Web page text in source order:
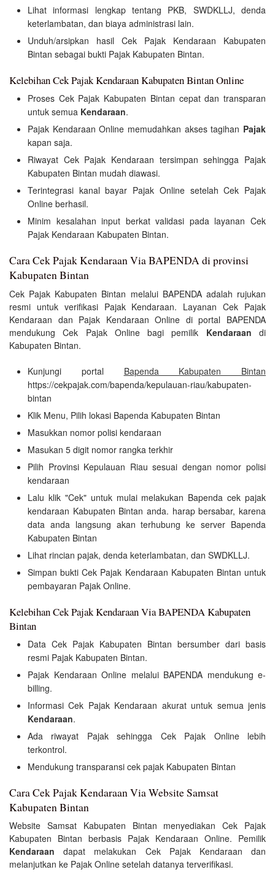
Lihat informasi lengkap tentang PKB, SWDKLLJ, denda
keterlambatan, dan biaya administrasi lain.
Unduh/arsipkan hasil Cek Pajak Kendaraan Kabupaten
Bintan sebagai bukti Pajak Kabupaten Bintan.
Kelebihan Cek Pajak Kendaraan Kabupaten Bintan Online
Proses Cek Pajak Kabupaten Bintan cepat dan transparan
untuk semua Kendaraan.
Pajak Kendaraan Online memudahkan akses tagihan Pajak
kapan saja.
Riwayat Cek Pajak Kendaraan tersimpan sehingga Pajak
Kabupaten Bintan mudah diawasi.
Terintegrasi kanal bayar Pajak Online setelah Cek Pajak
Online berhasil.
Minim kesalahan input berkat validasi pada layanan Cek
Pajak Kendaraan Kabupaten Bintan.
Cara Cek Pajak Kendaraan Via BAPENDA di provinsi
Kabupaten Bintan
Cek Pajak Kabupaten Bintan melalui BAPENDA adalah rujukan
resmi untuk verifikasi Pajak Kendaraan. Layanan Cek Pajak
Kendaraan dan Pajak Kendaraan Online di portal BAPENDA
mendukung Cek Pajak Online bagi pemilik Kendaraan di
Kabupaten Bintan.
Kunjungi portal Bapenda Kabupaten Bintan
https://cekpajak.com/bapenda/kepulauan-riau/kabupaten-
bintan
Klik Menu, Pilih lokasi Bapenda Kabupaten Bintan
Masukkan nomor polisi kendaraan
Masukan 5 digit nomor rangka terkhir
Pilih Provinsi Kepulauan Riau sesuai dengan nomor polisi
kendaraan
Lalu klik "Cek" untuk mulai melakukan Bapenda cek pajak
kendaraan Kabupaten Bintan anda. harap bersabar, karena
data anda langsung akan terhubung ke server Bapenda
Kabupaten Bintan
Lihat rincian pajak, denda keterlambatan, dan SWDKLLJ.
Simpan bukti Cek Pajak Kendaraan Kabupaten Bintan untuk
pembayaran Pajak Online.
Kelebihan Cek Pajak Kendaraan Via BAPENDA Kabupaten
Bintan
Data Cek Pajak Kabupaten Bintan bersumber dari basis
resmi Pajak Kabupaten Bintan.
Pajak Kendaraan Online melalui BAPENDA mendukung e-
billing.
Informasi Cek Pajak Kendaraan akurat untuk semua jenis
Kendaraan.
Ada riwayat Pajak sehingga Cek Pajak Online lebih
terkontrol.
Mendukung transparansi cek pajak Kabupaten Bintan
Cara Cek Pajak Kendaraan Via Website Samsat
Kabupaten Bintan
Website Samsat Kabupaten Bintan menyediakan Cek Pajak
Kabupaten Bintan berbasis Pajak Kendaraan Online. Pemilik
Kendaraan dapat melakukan Cek Pajak Kendaraan dan
melanjutkan ke Pajak Online setelah datanya terverifikasi.